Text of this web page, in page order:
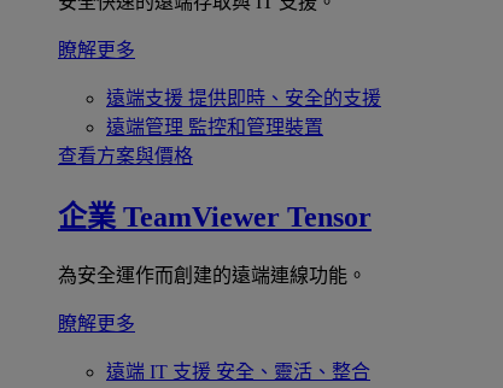
瞭解更多
遠端支援 提供即時、安全的支援
遠端管理 監控和管理裝置
查看方案與價格
企業 TeamViewer Tensor
為安全運作而創建的遠端連線功能。
瞭解更多
遠端 IT 支援 安全、靈活、整合